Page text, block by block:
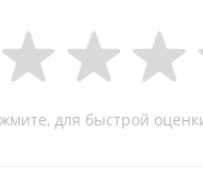
для быстрой